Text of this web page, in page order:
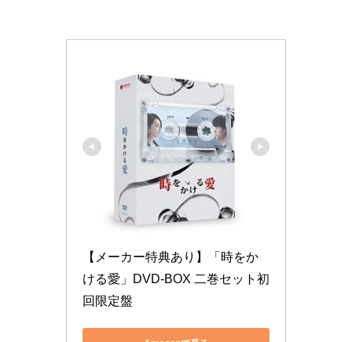
【メーカー特典あり】「時をか
ける愛」DVD-BOX 二巻セット初
回限定盤